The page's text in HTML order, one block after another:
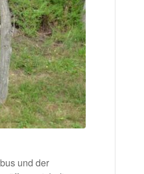
und der